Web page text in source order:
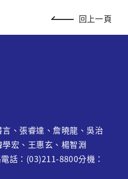
回上一頁
、張睿達、詹曉龍 、吳治
宏、王惠玄、 楊智淵
話：(03)211-8800分機：